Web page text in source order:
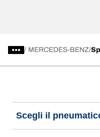
/ MERCEDES-BENZ
Scegli il